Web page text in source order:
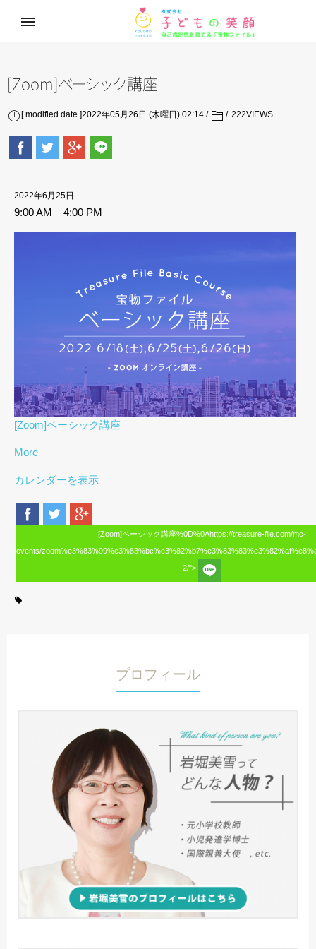
[Zoom ベーシック講座
[ modified date ]2022年05月26日 (木曜日) 02:14 222VIEWS
2022年6月25日
9:00 AM –4:00 PM
[Zoom]ベーシック講座
More
カレンダーを表示
[Zoom]ベーシック講座%0D%0Ahttps://treasure-file.com/mc-
events/
2/">
プロフィール